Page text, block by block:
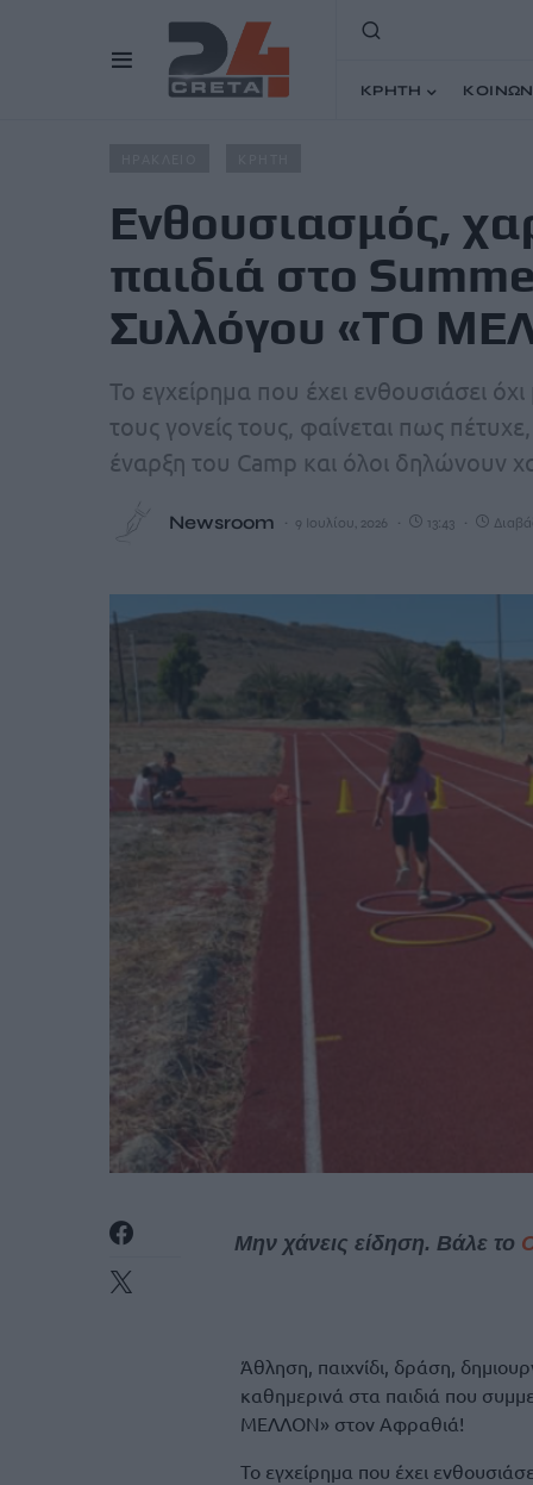
ΚΡΗΤΗ
Άρθρα Ενθουσιασμός, χαρά και παιχνίδι για
Ενθουσιασμός,
παιδιά στο
Συλλόγου «ΤΟ
Το εγχείρημα που έχει ενθουσιάσει
τους γονείς τους, φαίνεται πως
έναρξη του Camp και όλοι δηλώνουν
Newsroom 9 Ιουλίου, 2026 13:43
Μην χάνεις είδηση. Βάλε το
Άθληση, παιχνίδι, δράση,
καθημερινά στα παιδιά που
ΜΕΛΛΟΝ» στον Αφραθιά!
Το εγχείρημα που έχει